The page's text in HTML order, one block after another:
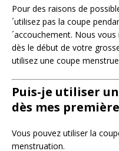
Pour des raisons de
´utilisez pas la coupe
´accouchement. Nous
dès le début de votre
utilisez une coupe
Puis-je utiliser
dès mes
Vous pouvez utiliser la
menstruation.